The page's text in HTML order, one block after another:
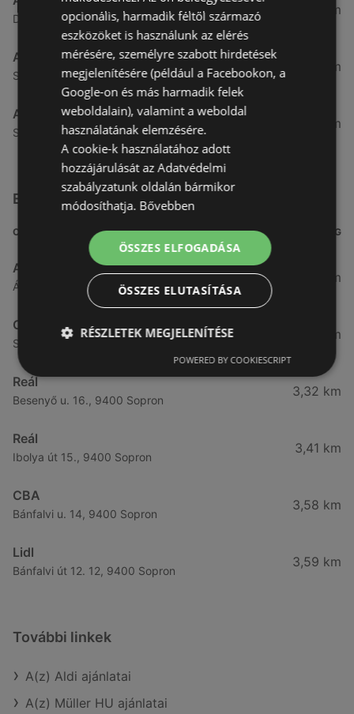
Demeter utca 2., 9700 Szombathely
49,08 km
Aldi
Szent Márton u. 57-61., 9700 Szombathely
51,54 km
Aldi
Szent Gellért utca 49., 9700 Szombathely
53,49 km
Egyéb Szupermarketek üzletek a közelben
CÍM TÁVOLSÁG
ALDI
Ágfalvi út 4/a, 9400 Sopron
3,26 km
CBA
Somfalvi u. 14., 9400 Sopron
3,31 km
Reál
Besenyő u. 16., 9400 Sopron
3,32 km
Reál
Ibolya út 15., 9400 Sopron
3,41 km
CBA
Bánfalvi u. 14, 9400 Sopron
3,58 km
Lidl
Bánfalvi út 12. 12, 9400 Sopron
3,59 km
További linkek
A(z) Aldi ajánlatai
A(z) Müller HU ajánlatai
opcionális, harmadik féltől származó
eszközöket is használunk az elérés
mérésére, személyre szabott hirdetések
megjelenítésére (például a Facebookon, a
Google-on és más harmadik felek
weboldalain), valamint a weboldal
használatának elemzésére.
A cookie-k használatához adott
hozzájárulását az Adatvédelmi
szabályzatunk oldalán bármikor
módosíthatja. Bővebben
ÖSSZES ELFOGADÁSA
ÖSSZES ELUTASÍTÁSA
RÉSZLETEK MEGJELENÍTÉSE
POWERED BY COOKIESCRIPT